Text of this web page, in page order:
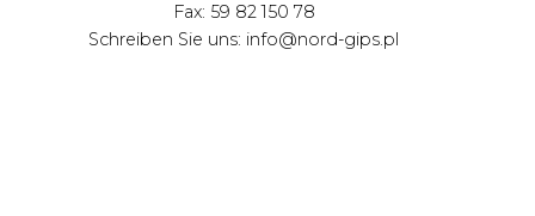
Fax: 59 82 150 78
Schreiben Sie uns: info@nord-gips.pl